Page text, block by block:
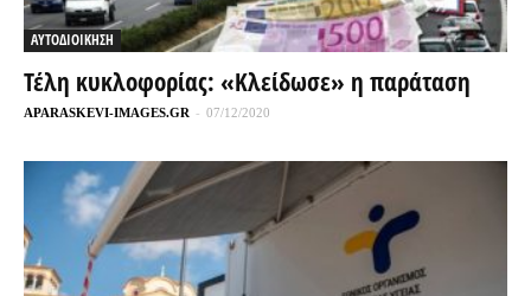
ΑΥΤΟΔΙΟΙΚΗΣΗ
Τέλη κυκλοφορίας: «Κλείδωσε» η παράταση
APARASKEVI-IMAGES.GR - 07/12/2020